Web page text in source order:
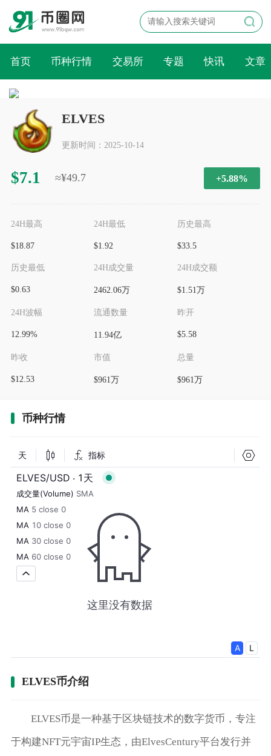
首页 币种行情 交易所 专题 快讯 文章
ELVES
更新时间：2025-10-14
$7.1 ≈¥49.7 +5.88%
24H最高
$18.87
24H最低
$1.92
历史最高
$33.5
历史最低
$0.63
24H成交量
2462.06万
24H成交额
$1.51万
24H波幅
12.99%
流通数量
11.94亿
昨开
$5.58
昨收
$12.53
市值
$961万
总量
$961万
币种行情
ELVES币介绍
ELVES币是一种基于区块链技术的数字货币，专注
于构建NFT元宇宙IP生态，由ElvesCentury平台发行并